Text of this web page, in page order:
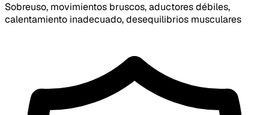
Sobreuso, movimientos bruscos, aductores débiles,
calentamiento inadecuado, desequilibrios musculares